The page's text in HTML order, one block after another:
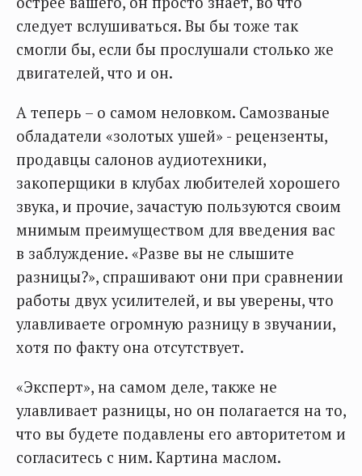
следует вслушиваться. Вы бы тоже так
смогли бы, если бы прослушали столько же
двигателей, что и он.
А теперь – о самом неловком. Самозваные
обладатели «золотых ушей» - рецензенты,
продавцы салонов аудиотехники,
закоперщики в клубах любителей хорошего
звука, и прочие, зачастую пользуются своим
мнимым преимуществом для введения вас
в заблуждение. «Разве вы не слышите
разницы?», спрашивают они при сравнении
работы двух усилителей, и вы уверены, что
улавливаете огромную разницу в звучании,
хотя по факту она отсутствует.
«Эксперт», на самом деле, также не
улавливает разницы, но он полагается на то,
что вы будете подавлены его авторитетом и
согласитесь с ним. Картина маслом.